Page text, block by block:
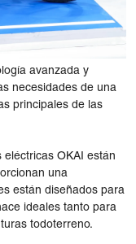
avanzada y
necesidades de una
principales de las
eléctricas OKAI están
una
están diseñados para
ideales tanto para
todoterreno.